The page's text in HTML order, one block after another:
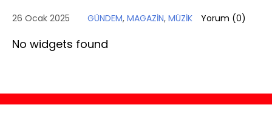
26 Ocak 2025 GÜNDEM, MAGAZİN, MÜZİK Yorum (0)
No widgets found